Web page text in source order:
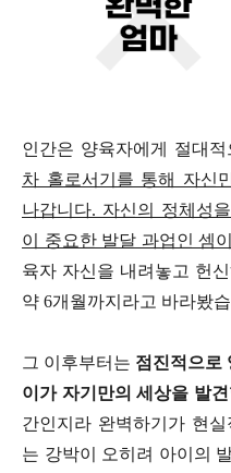
인간은 양육자에게 절대
차 홀로서기를 통해 자신
나갑니다. 자신의 정체성
이 중요한 발달 과업인 셈
육자 자신을 내려놓고 헌
약 6개월까지라고 바라봤
그 이후부터는 점진적으로
이가 자기만의 세상을 발
간인지라 완벽하기가 현
는 강박이 오히려 아이의